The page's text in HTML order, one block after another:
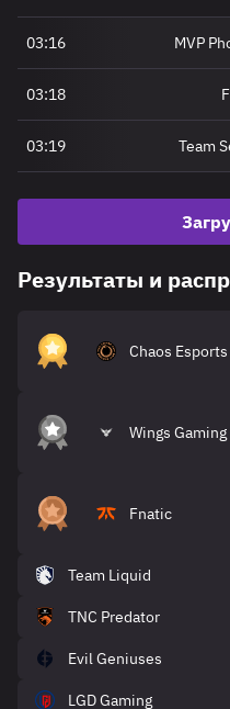
03:16 MVP
03:18
03:19 Team
Результаты и
Chaos
Wings Gaming
Fnatic
Team Liquid
TNC Predator
Evil Geniuses
LGD Gaming